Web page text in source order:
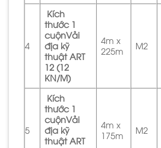
4
Kích
thước 1
cuộnVải
địa kỹ
thuật ART
12 (12
KN/M)
4m x
225m
M2
5
Kích
thước 1
cuộnVải
địa kỹ
thuật ART
4m x
175m
M2